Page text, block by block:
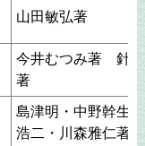
山田敏弘著
今井むつみ著 針
著
島津明・中野幹生
浩二・川森雅仁著